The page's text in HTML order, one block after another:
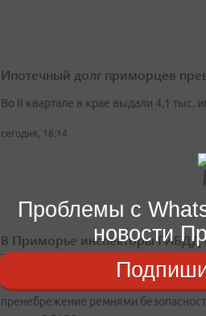
Ипотечный долг приморцев
Во II квартале в крае выдали 4,1 тыс.
сегодня, 18:14
В Приморье инспекторы ГИБДД
таксистов: есть результаты
Среди самых частых проступков
пренебрежение ремнями
Проблемы с
новости